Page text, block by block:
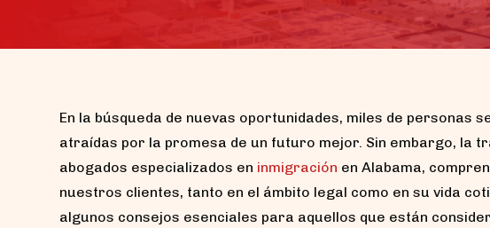
En la búsqueda de nuevas oportunidades, miles de personas
atraídas por la promesa de un futuro mejor. Sin embargo, la
abogados especializados en inmigración en Alabama,
nuestros clientes, tanto en el ámbito legal como en su vida
algunos consejos esenciales para aquellos que están